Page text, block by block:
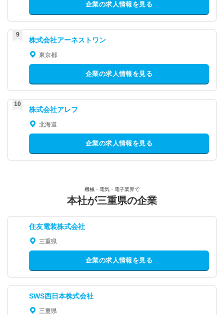
企業の求人情報を見る
株式会社アーネストワン
東京都
企業の求人情報を見る
株式会社アレフ
北海道
企業の求人情報を見る
機械・電気・電子業界で
本社が三重県の企業
住友電装株式会社
三重県
企業の求人情報を見る
SWS西日本株式会社
三重県